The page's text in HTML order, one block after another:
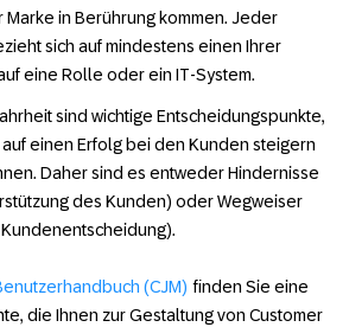
Marke in Berührung kommen. Jeder
sich auf mindestens einen Ihrer
eine Rolle oder ein IT-System.
sind wichtige Entscheidungspunkte,
einen Erfolg bei den Kunden steigern
Daher sind es entweder Hindernisse
des Kunden) oder Wegweiser
(CJM) finden Sie eine
die Ihnen zur Gestaltung von Customer